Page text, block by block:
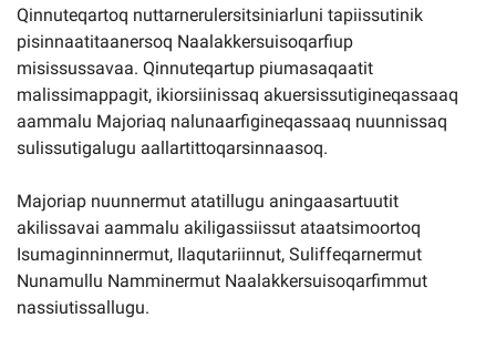
Qinnuteqartoq nuttarnerulersitsiniarluni tapiissutinik
pisinnaatitaanersoq Naalakkersuisoqarfiup
misissussavaa. Qinnuteqartup piumasaqaatit
malissimappagit, ikiorsiinissaq akuersissutigineqassaaq
aammalu Majoriaq nalunaarfigineqassaaq nuunnissaq
sulissutigalugu aallartittoqarsinnaasoq.
Majoriap nuunnermut atatillugu aningaasartuutit
akilissavai aammalu akiligassiissut ataatsimoortoq
Isumaginninnermut, Ilaqutariinnut, Suliffeqarnermut
Nunamullu Namminermut Naalakkersuisoqarfimmut
nassiutissallugu.